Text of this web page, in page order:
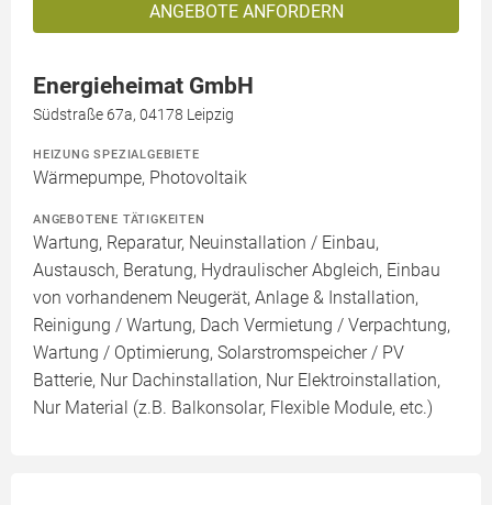
ANGEBOTE ANFORDERN
Energieheimat GmbH
Südstraße 67a, 04178 Leipzig
HEIZUNG SPEZIALGEBIETE
Wärmepumpe, Photovoltaik
ANGEBOTENE TÄTIGKEITEN
Wartung, Reparatur, Neuinstallation / Einbau,
Austausch, Beratung, Hydraulischer Abgleich, Einbau
von vorhandenem Neugerät, Anlage & Installation,
Reinigung / Wartung, Dach Vermietung / Verpachtung,
Wartung / Optimierung, Solarstromspeicher / PV
Batterie, Nur Dachinstallation, Nur Elektroinstallation,
Nur Material (z.B. Balkonsolar, Flexible Module, etc.)